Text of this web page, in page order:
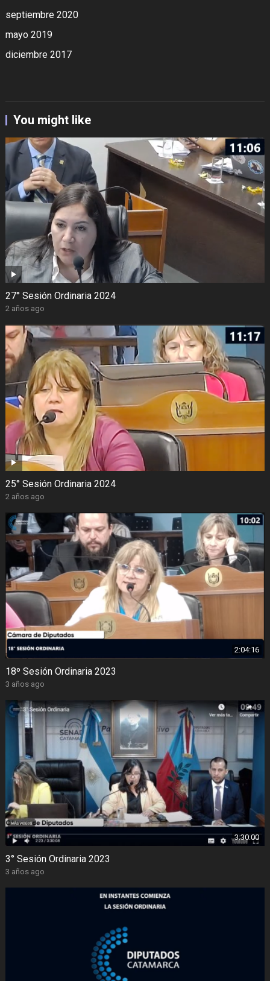
septiembre 2020
mayo 2019
diciembre 2017
You might like
27° Sesión Ordinaria 2024
2 años ago
25° Sesión Ordinaria 2024
2 años ago
2:04:16
18º Sesión Ordinaria 2023
3 años ago
3:30:00
3° Sesión Ordinaria 2023
3 años ago